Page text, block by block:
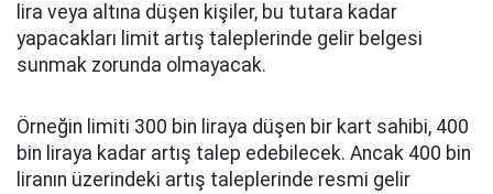
lira veya altına düşen kişiler, bu tutara kadar
yapacakları limit artış taleplerinde gelir belgesi
sunmak zorunda olmayacak.
Örneğin limiti 300 bin liraya düşen bir kart sahibi, 400
bin liraya kadar artış talep edebilecek. Ancak 400 bin
liranın üzerindeki artış taleplerinde resmi gelir